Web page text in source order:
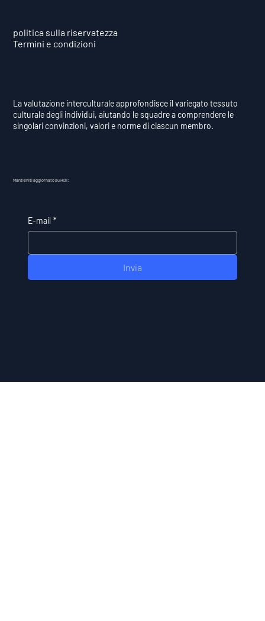
politica sulla riservatezza
Termini e condizioni
La valutazione interculturale approfondisce il variegato tessuto
culturale degli individui, aiutando le squadre a comprendere le
singolari convinzioni, valori e norme di ciascun membro.
Mantieniti aggiornato su HDI:
E-mail *
Invia